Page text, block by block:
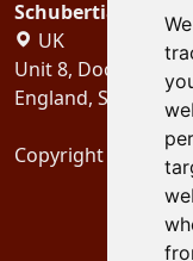
Schubertiades, Ltd.
UK
Unit 8, Dock
England, SE16 2XU
Copyright 2024